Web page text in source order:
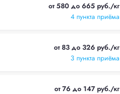
от 580 до 665 руб./кг
4 пункта приёма
от 83 до 326 руб./кг
3 пункта приёма
от 76 до 147 руб./кг